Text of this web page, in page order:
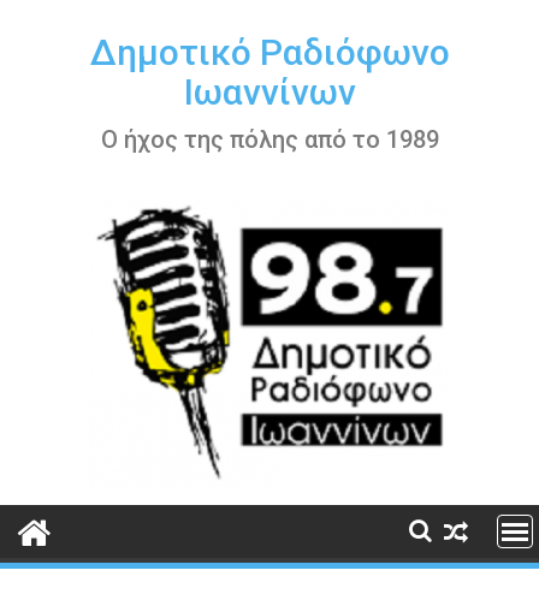
περιεχόμενοΔημοτικό Ραδιόφωνο
Ιωαννίνων
Ο ήχος της πόλης από το 1989